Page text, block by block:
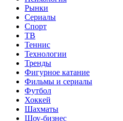
Рынки
Сериалы
Спорт
ТВ
Теннис
Технологии
Тренды
Фигурное катание
Фильмы и сериалы
Футбол
Хоккей
Шахматы
Шоу-бизнес